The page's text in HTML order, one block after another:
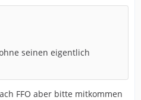
seinen eigentlich
FFO aber bitte mitkommen